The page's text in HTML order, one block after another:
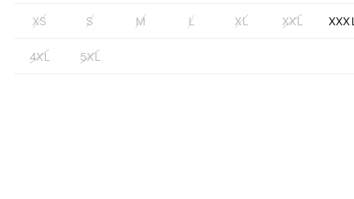
XS S M L XL XXL
4XL 5XL